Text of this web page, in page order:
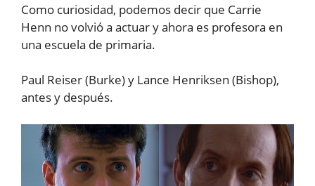
Como curiosidad, podemos decir que Carrie
Henn no volvió a actuar y ahora es profesora en
una escuela de primaria.
Paul Reiser (Burke) y Lance Henriksen (Bishop),
antes y después.